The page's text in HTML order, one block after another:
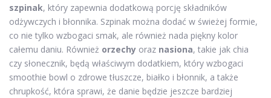
szpinak, który zapewnia dodatkową porcję składników
odżywczych i błonnika. Szpinak można dodać w świeżej formie,
co nie tylko wzbogaci smak, ale również nada piękny kolor
całemu daniu. Również orzechy oraz nasiona, takie jak chia
czy słonecznik, będą właściwym dodatkiem, który wzbogaci
smoothie bowl o zdrowe tłuszcze, białko i błonnik, a także
chrupkość, która sprawi, że danie będzie jeszcze bardziej